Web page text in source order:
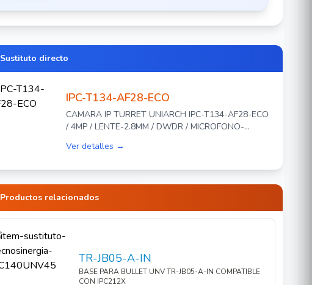
Sustituto directo
IPC-T134-AF28-ECO
CAMARA IP TURRET UNIARCH IPC-T134-AF28-ECO
/ 4MP / LENTE-2.8MM / DWDR / MICROFONO-
AUDIO DETECTION / IR30M / ONVIF / ULTRA265 /
Ver detalles →
Productos relacionados
TR-JB05-A-IN
BASE PARA BULLET UNV TR-JB05-A-IN COMPATIBLE
CON IPC212X